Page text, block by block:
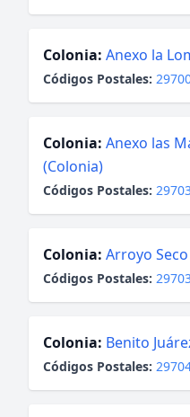
Colonia: Anexo la
Códigos Postales:
Colonia: Anexo las
(Colonia)
Códigos Postales:
Colonia: Arroyo
Códigos Postales:
Colonia: Benito
Códigos Postales: